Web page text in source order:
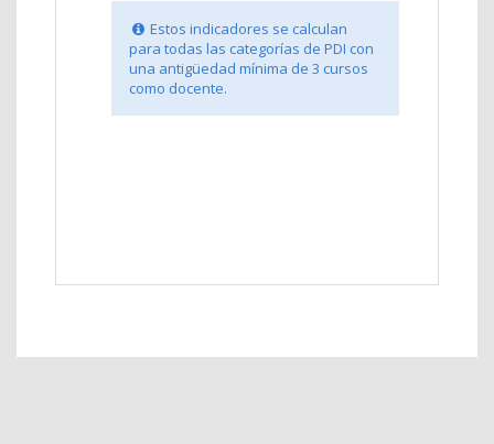
Estos indicadores se calculan
para todas las categorías de PDI con
una antigüedad mínima de 3 cursos
como docente.